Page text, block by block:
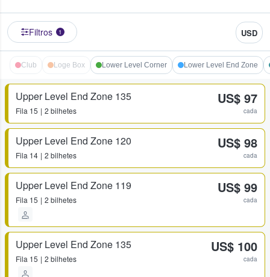
Filtros 1 USD
Club Loge Box Lower Level Corner Lower Level End Zone
Upper Level End Zone 135
Fila 15 2 bilhetes
US$ 97
cada
Upper Level End Zone 120
Fila 14 2 bilhetes
US$ 98
cada
Upper Level End Zone 119
Fila 15 2 bilhetes
US$ 99
cada
Upper Level End Zone 135
Fila 15 2 bilhetes
US$ 100
cada